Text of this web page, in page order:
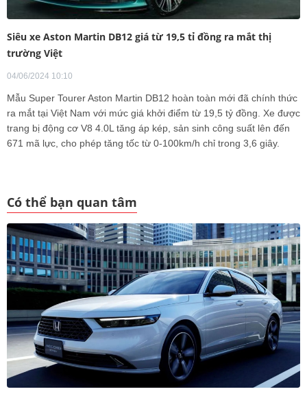
Siêu xe Aston Martin DB12 giá từ 19,5 tỉ đồng ra mắt thị
trường Việt
04/06/2024 10:10
Mẫu Super Tourer Aston Martin DB12 hoàn toàn mới đã chính thức
ra mắt tại Việt Nam với mức giá khởi điểm từ 19,5 tỷ đồng. Xe được
trang bị động cơ V8 4.0L tăng áp kép, sản sinh công suất lên đến
671 mã lực, cho phép tăng tốc từ 0-100km/h chỉ trong 3,6 giây.
Có thể bạn quan tâm